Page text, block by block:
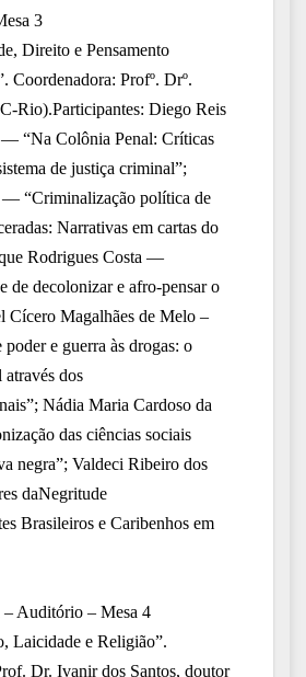
3
Direito e Pensamento
Coordenadora: Profº. Drº.
Rio).Participantes: Diego Reis
“Na Colônia Penal: Críticas
de justiça criminal”;
— “Criminalização política de
Narrativas em cartas do
Rodrigues Costa —
de decolonizar e afro-pensar o
Cícero Magalhães de Melo –
e guerra às drogas: o
dos
Nádia Maria Cardoso da
das ciências sociais
negra”; Valdeci Ribeiro dos
daNegritude
Brasileiros e Caribenhos em
– Auditório – Mesa 4
Laicidade e Religião”.
Dr. Ivanir dos Santos, doutor